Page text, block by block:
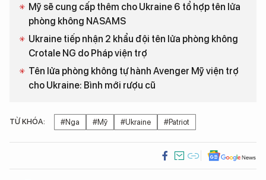
Mỹ sẽ cung cấp thêm cho Ukraine 6 tổ hợp tên lửa
phòng không NASAMS
Ukraine tiếp nhận 2 khẩu đội tên lửa phòng không
Crotale NG do Pháp viện trợ
Tên lửa phòng không tự hành Avenger Mỹ viện trợ
cho Ukraine: Bình mới rượu cũ
TỪ KHÓA: #Nga #Mỹ #Ukraine #Patriot